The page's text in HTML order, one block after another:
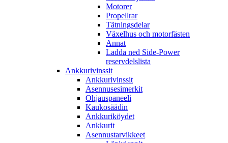
Motorer
Propellrar
Tätningsdelar
Växelhus och motorfästen
Annat
Ladda ned Side-Power
reservdelslista
Ankkurivinssit
Ankkurivinssit
Asennusesimerkit
Ohjauspaneeli
Kaukosäädin
Ankkuriköydet
Ankkurit
Asennustarvikkeet